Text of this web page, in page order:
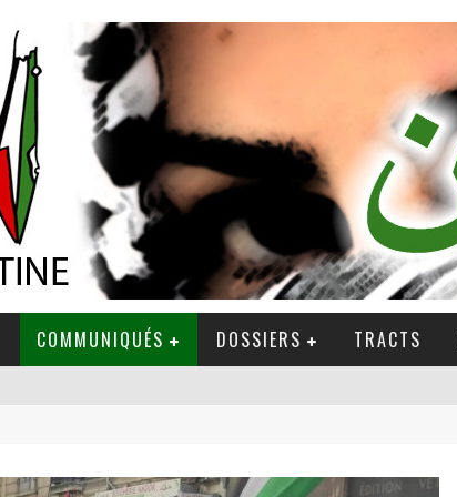
COMMUNIQUÉS DOSSIERS TRACTS